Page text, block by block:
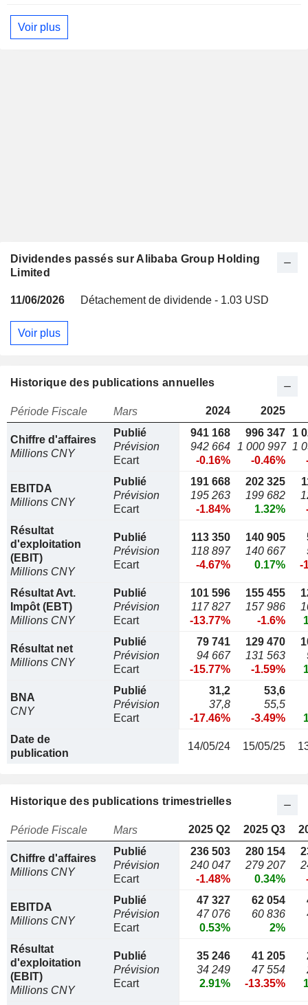
Voir plus
Dividendes passés sur Alibaba Group Holding
Limited
11/06/2026 Détachement de dividende - 1.03 USD
Voir plus
Historique des publications annuelles
Période Fiscale Mars 2024 2025
Chiffre d'affaires
Millions CNY
Publié
Prévision
Ecart
941 168
942 664
-0.16%
996 347
1 000 997
-0.46%
1
1
EBITDA
Millions CNY
Publié
Prévision
Ecart
191 668
195 263
-1.84%
202 325
199 682
1.32%
Résultat
d'exploitation
(EBIT)
Millions CNY
Publié
Prévision
Ecart
113 350
118 897
-4.67%
140 905
140 667
0.17%
-
Résultat Avt.
Impôt (EBT)
Millions CNY
Publié
Prévision
Ecart
101 596
117 827
-13.77%
155 455
157 986
-1.6%
Résultat net
Millions CNY
Publié
Prévision
Ecart
79 741
94 667
-15.77%
129 470
131 563
-1.59%
BNA
CNY
Publié
Prévision
Ecart
31,2
37,8
-17.46%
53,6
55,5
-3.49%
Date de
publication
14/05/24 15/05/25
Historique des publications trimestrielles
Période Fiscale Mars 2025 Q2 2025 Q3
Chiffre d'affaires
Millions CNY
Publié
Prévision
Ecart
236 503
240 047
-1.48%
280 154
279 207
0.34%
EBITDA
Millions CNY
Publié
Prévision
Ecart
47 327
47 076
0.53%
62 054
60 836
2%
Résultat
d'exploitation
(EBIT)
Millions CNY
Publié
Prévision
Ecart
35 246
34 249
2.91%
41 205
47 554
-13.35%